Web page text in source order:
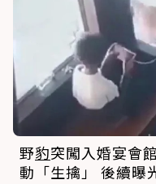
野豹突闖入婚宴會
動「生擒」 後續曝